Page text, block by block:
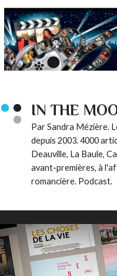
IN THE
Par Sandra Mézière.
depuis 2003. 4000
Deauville, La Baule,
avant-premières, à
romancière. Podcast.